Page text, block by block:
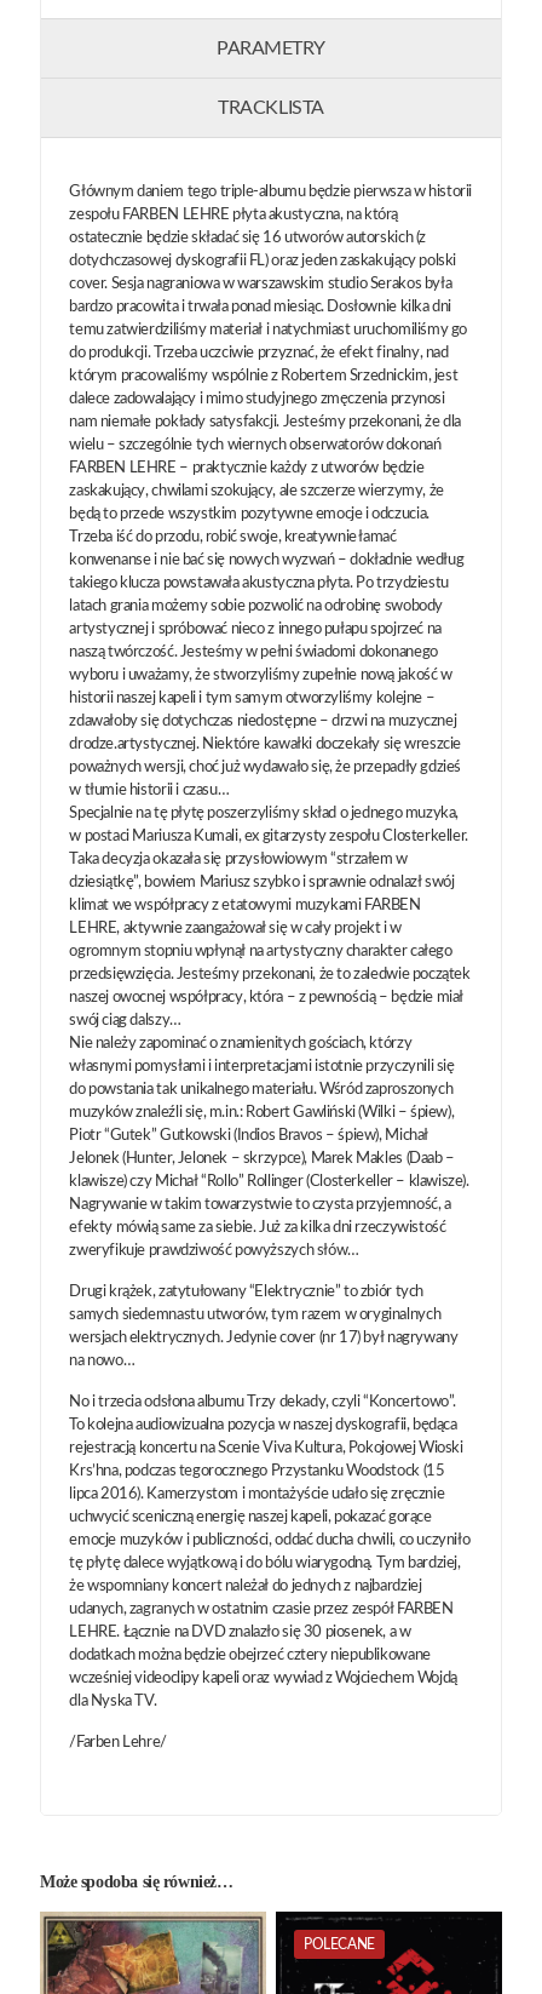
PARAMETRY
TRACKLISTA
Głównym daniem tego triple-albumu będzie pierwsza w historii
zespołu FARBEN LEHRE płyta akustyczna, na którą
ostatecznie będzie składać się 16 utworów autorskich (z
dotychczasowej dyskografii FL) oraz jeden zaskakujący polski
cover. Sesja nagraniowa w warszawskim studio Serakos była
bardzo pracowita i trwała ponad miesiąc. Dosłownie kilka dni
temu zatwierdziliśmy materiał i natychmiast uruchomiliśmy go
do produkcji. Trzeba uczciwie przyznać, że efekt finalny, nad
którym pracowaliśmy wspólnie z Robertem Srzednickim, jest
dalece zadowalający i mimo studyjnego zmęczenia przynosi
nam niemałe pokłady satysfakcji. Jesteśmy przekonani, że dla
wielu – szczególnie tych wiernych obserwatorów dokonań
FARBEN LEHRE – praktycznie każdy z utworów będzie
zaskakujący, chwilami szokujący, ale szczerze wierzymy, że
będą to przede wszystkim pozytywne emocje i odczucia.
Trzeba iść do przodu, robić swoje, kreatywnie łamać
konwenanse i nie bać się nowych wyzwań – dokładnie według
takiego klucza powstawała akustyczna płyta. Po trzydziestu
latach grania możemy sobie pozwolić na odrobinę swobody
artystycznej i spróbować nieco z innego pułapu spojrzeć na
naszą twórczość. Jesteśmy w pełni świadomi dokonanego
wyboru i uważamy, że stworzyliśmy zupełnie nową jakość w
historii naszej kapeli i tym samym otworzyliśmy kolejne –
zdawałoby się dotychczas niedostępne – drzwi na muzycznej
drodze.artystycznej. Niektóre kawałki doczekały się wreszcie
poważnych wersji, choć już wydawało się, że przepadły gdzieś
w tłumie historii i czasu…
Specjalnie na tę płytę poszerzyliśmy skład o jednego muzyka,
w postaci Mariusza Kumali, ex gitarzysty zespołu Closterkeller.
Taka decyzja okazała się przysłowiowym “strzałem w
dziesiątkę”, bowiem Mariusz szybko i sprawnie odnalazł swój
klimat we współpracy z etatowymi muzykami FARBEN
LEHRE, aktywnie zaangażował się w cały projekt i w
ogromnym stopniu wpłynął na artystyczny charakter całego
przedsięwzięcia. Jesteśmy przekonani, że to zaledwie początek
naszej owocnej współpracy, która – z pewnością – będzie miał
swój ciąg dalszy…
Nie należy zapominać o znamienitych gościach, którzy
własnymi pomysłami i interpretacjami istotnie przyczynili się
do powstania tak unikalnego materiału. Wśród zaproszonych
muzyków znaleźli się, m.in.: Robert Gawliński (Wilki – śpiew),
Piotr “Gutek” Gutkowski (Indios Bravos – śpiew), Michał
Jelonek (Hunter, Jelonek – skrzypce), Marek Makles (Daab –
klawisze) czy Michał “Rollo” Rollinger (Closterkeller – klawisze).
Nagrywanie w takim towarzystwie to czysta przyjemność, a
efekty mówią same za siebie. Już za kilka dni rzeczywistość
zweryfikuje prawdziwość powyższych słów…
Drugi krążek, zatytułowany “Elektrycznie” to zbiór tych
samych siedemnastu utworów, tym razem w oryginalnych
wersjach elektrycznych. Jedynie cover (nr 17) był nagrywany
na nowo…
No i trzecia odsłona albumu Trzy dekady, czyli “Koncertowo”.
To kolejna audiowizualna pozycja w naszej dyskografii, będąca
rejestracją koncertu na Scenie Viva Kultura, Pokojowej Wioski
Krs’hna, podczas tegorocznego Przystanku Woodstock (15
lipca 2016). Kamerzystom i montażyście udało się zręcznie
uchwycić sceniczną energię naszej kapeli, pokazać gorące
emocje muzyków i publiczności, oddać ducha chwili, co uczyniło
tę płytę dalece wyjątkową i do bólu wiarygodną. Tym bardziej,
że wspomniany koncert należał do jednych z najbardziej
udanych, zagranych w ostatnim czasie przez zespół FARBEN
LEHRE. Łącznie na DVD znalazło się 30 piosenek, a w
dodatkach można będzie obejrzeć cztery niepublikowane
wcześniej videoclipy kapeli oraz wywiad z Wojciechem Wojdą
dla Nyska TV.
/Farben Lehre/
Może spodoba się również…
POLECANE